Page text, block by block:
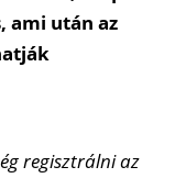
ami után az
regisztrálni az